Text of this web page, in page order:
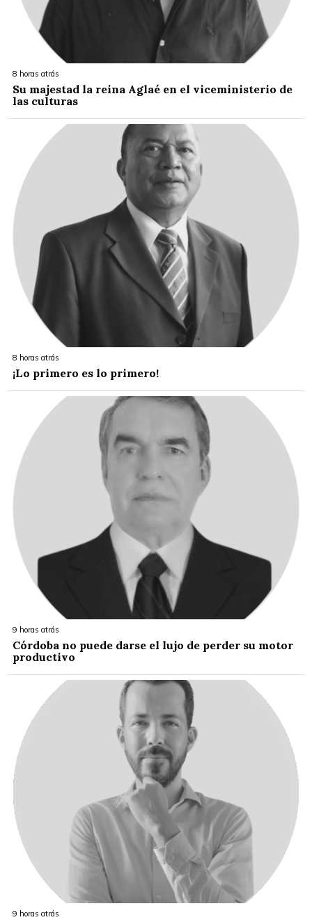
8 horas atrás
Su majestad la reina Aglaé en el viceministerio de
las culturas
8 horas atrás
¡Lo primero es lo primero!
9 horas atrás
Córdoba no puede darse el lujo de perder su motor
productivo
9 horas atrás